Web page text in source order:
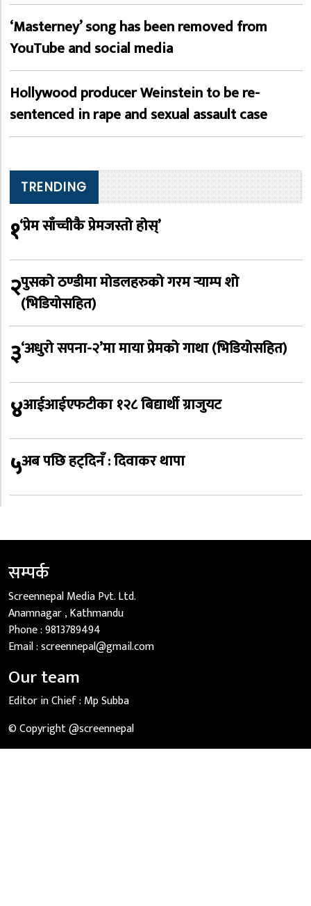
‘Masterney’ song has been removed from
YouTube and social media
Hollywood producer Weinstein to be re-
sentenced in rape and sexual assault case
TRENDING
१‘प्रेम साँच्चीकै प्रेमजस्तो होस्’
२पुसको ठण्डीमा मोडलहरुको गरम र्‍याम्प शो
(भिडियोसहित)
३‘अधुरो सपना-२’मा माया प्रेमको गाथा (भिडियोसहित)
४आईआईएफटीका १२८ बिद्यार्थी ग्राजुयट
५अब पछि हट्दिनँ : दिवाकर थापा
सम्पर्क
Screennepal Media Pvt. Ltd.
Anamnagar , Kathmandu
Phone :9813789494
Email :screennepal@gmail.com
Our team
Editor in Chief : Mp Subba
© Copyright @screennepal